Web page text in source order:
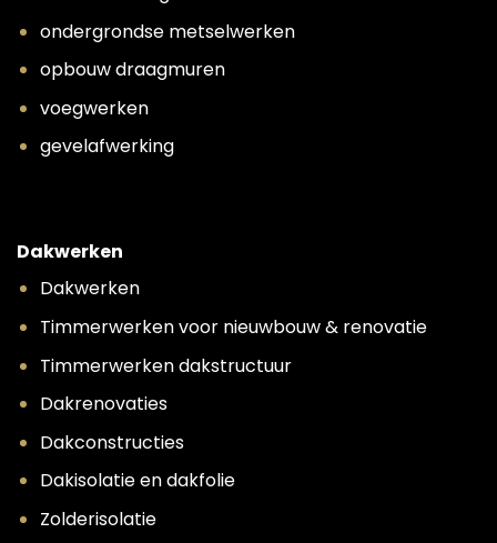
ondergrondse metselwerken
opbouw draagmuren
voegwerken
gevelafwerking
Dakwerken
Dakwerken
Timmerwerken voor nieuwbouw & renovatie
Timmerwerken dakstructuur
Dakrenovaties
Dakconstructies
Dakisolatie en dakfolie
Zolderisolatie